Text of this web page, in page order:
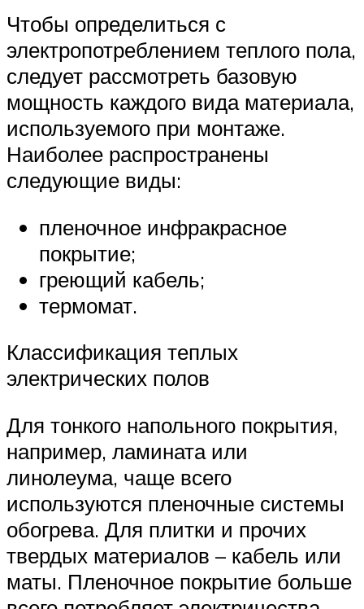
Чтобы определиться с
электропотреблением теплого пола,
следует рассмотреть базовую
мощность каждого вида материала,
используемого при монтаже.
Наиболее распространены
следующие виды:
пленочное инфракрасное
покрытие;
греющий кабель;
термомат.
Классификация теплых
электрических полов
Для тонкого напольного покрытия,
например, ламината или
линолеума, чаще всего
используются пленочные системы
обогрева. Для плитки и прочих
твердых материалов – кабель или
маты. Пленочное покрытие больше